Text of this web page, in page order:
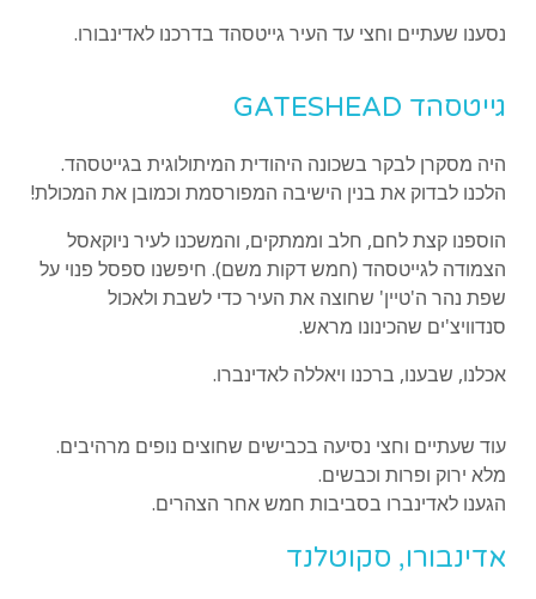
נסענו שעתיים וחצי עד העיר גייטסהד בדרכנו לאדינבורו.
גייטסהד GATESHEAD
היה מסקרן לבקר בשכונה היהודית המיתולוגית בגייטסהד.
הלכנו לבדוק את בנין הישיבה המפורסמת וכמובן את המכולת!
הוספנו קצת לחם, חלב וממתקים, והמשכנו לעיר ניוקאסל
הצמודה לגייטסהד (חמש דקות משם). חיפשנו ספסל פנוי על
שפת נהר ה'טיין' שחוצה את העיר כדי לשבת ולאכול
סנדוויצ'ים שהכינונו מראש.
אכלנו, שבענו, ברכנו ויאללה לאדינברו.
עוד שעתיים וחצי נסיעה בכבישים שחוצים נופים מרהיבים.
מלא ירוק ופרות וכבשים.
הגענו לאדינברו בסביבות חמש אחר הצהרים.
אדינבורו, סקוטלנד